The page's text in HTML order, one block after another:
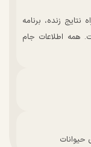
جام جهانی 2026 به همراه نتایج زنده، برنامه
همه اطلاعات جام
حیوانات